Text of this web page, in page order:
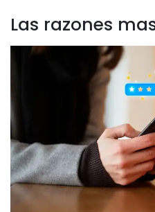
Las razones